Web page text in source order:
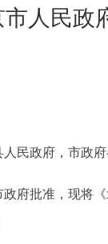
市人民政
民政府，市政
批准，现将《